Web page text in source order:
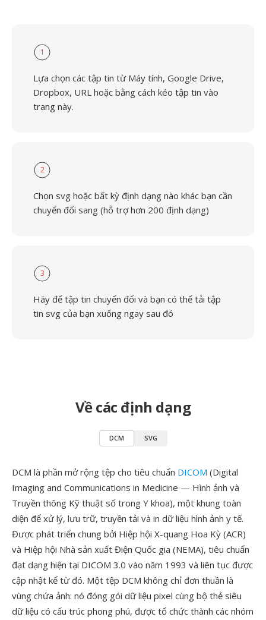
1
Lựa chọn các tập tin từ Máy tính, Google Drive,
Dropbox, URL hoặc bằng cách kéo tập tin vào
trang này.
2
Chọn svg hoặc bất kỳ định dạng nào khác bạn cần
chuyển đổi sang (hỗ trợ hơn 200 định dạng)
3
Hãy để tập tin chuyển đổi và bạn có thể tải tập
tin svg của bạn xuống ngay sau đó
Về các định dạng
DCM SVG
DCM là phần mở rộng tệp cho tiêu chuẩn DICOM (Digital
Imaging and Communications in Medicine — Hình ảnh và
Truyền thông Kỹ thuật số trong Y khoa), một khung toàn
diện để xử lý, lưu trữ, truyền tải và in dữ liệu hình ảnh y tế.
Được phát triển chung bởi Hiệp hội X-quang Hoa Kỳ (ACR)
và Hiệp hội Nhà sản xuất Điện Quốc gia (NEMA), tiêu chuẩn
đạt dạng hiện tại DICOM 3.0 vào năm 1993 và liên tục được
cập nhật kể từ đó. Một tệp DCM không chỉ đơn thuần là
vùng chứa ảnh: nó đóng gói dữ liệu pixel cùng bộ thẻ siêu
dữ liệu có cấu trúc phong phú, được tổ chức thành các nhóm